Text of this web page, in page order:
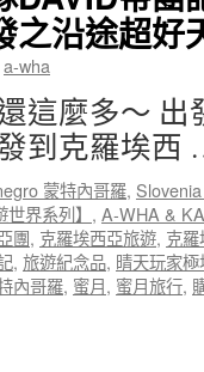
之沿途超好
a-wha
這麼多～
到克羅埃
蒙特內哥羅,
世界系列】 , A-WHA &
團, 克羅埃西亞旅遊, 克
, 旅遊紀念品, 晴天玩家
內哥羅, 蜜月, 蜜月旅行,